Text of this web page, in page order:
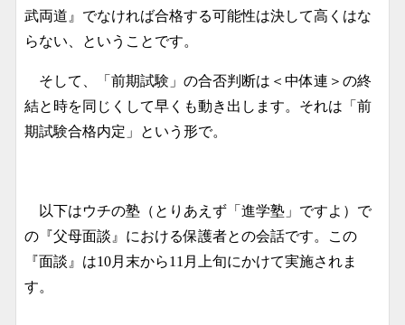
武両道』でなければ合格する可能性は決して高くはな
らない、ということです。
そして、「前期試験」の合否判断は＜中体連＞の終
結と時を同じくして早くも動き出します。それは「前
期試験合格内定」という形で。
以下はウチの塾（とりあえず「進学塾」ですよ）で
の『父母面談』における保護者との会話です。この
『面談』は10月末から11月上旬にかけて実施されま
す。